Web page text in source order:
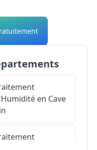
en Cave